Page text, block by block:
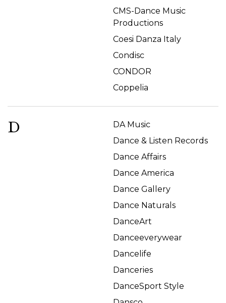
CMS-Dance Music
Productions
Coesi Danza Italy
Condisc
CONDOR
Coppelia
D
DA Music
Dance & Listen Records
Dance Affairs
Dance America
Dance Gallery
Dance Naturals
DanceArt
Danceeverywear
Dancelife
Danceries
DanceSport Style